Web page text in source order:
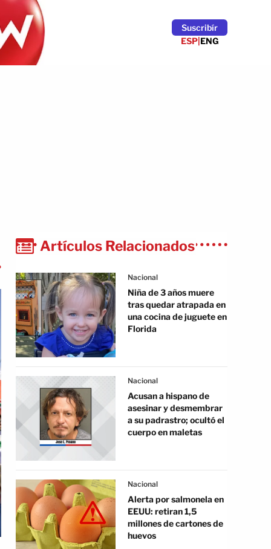
Suscribír
ESP|ENG
Artículos Relacionados
Nacional
Niña de 3 años muere
tras quedar atrapada en
una cocina de juguete en
Florida
Nacional
Acusan a hispano de
asesinar y desmembrar
a su padrastro; ocultó el
cuerpo en maletas
Nacional
Alerta por salmonela en
EEUU: retiran 1,5
millones de cartones de
huevos